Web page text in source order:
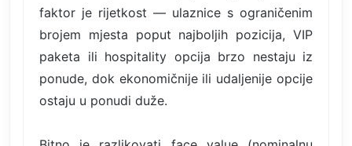
faktor je rijetkost — ulaznice s ograničenim
brojem mjesta poput najboljih pozicija, VIP
paketa ili hospitality opcija brzo nestaju iz
ponude, dok ekonomičnije ili udaljenije opcije
ostaju u ponudi duže.